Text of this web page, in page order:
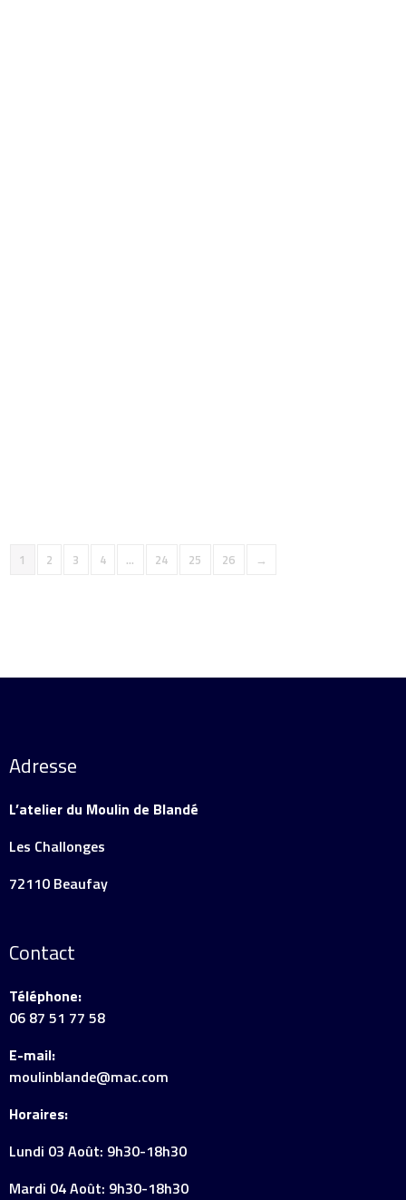
1 2 3 4 … 24 25 26 →
Adresse
L’atelier du Moulin de Blandé
Les Challonges
72110 Beaufay
Contact
Téléphone:
06 87 51 77 58
E-mail:
moulinblande@mac.com
Horaires:
Lundi 03 Août: 9h30-18h30
Mardi 04 Août: 9h30-18h30